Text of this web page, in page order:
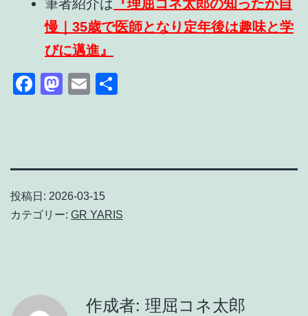
筆者紹介は 『理屈コネ太郎の知ったか自
慢｜35歳で医師となり定年後は趣味と学
びに邁進』
Facebook
Mastodon
Email
投稿日: 2026-03-15
カテゴリー: GR YARIS
作成者: 理屈コネ太郎